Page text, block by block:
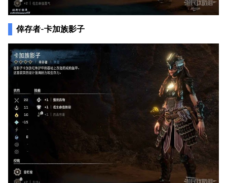
倖存者-卡加族影子